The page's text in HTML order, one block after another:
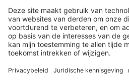
België
Contact
Telefoon:+32 51 81 96 40